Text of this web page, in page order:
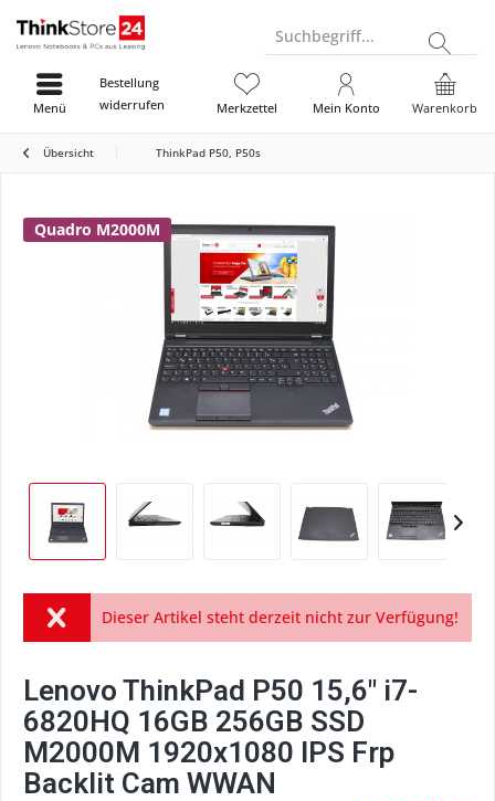
Suchbegriff...
Bestellung
widerrufen
Warenkorb
Merkzettel Mein Konto
Menü
Übersicht ThinkPad P50, P50s
Quadro M2000M
Dieser Artikel steht derzeit nicht zur Verfügung!
Lenovo ThinkPad P50 15,6" i7-
6820HQ 16GB 256GB SSD
M2000M 1920x1080 IPS Frp
Backlit Cam WWAN